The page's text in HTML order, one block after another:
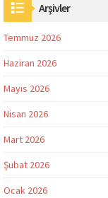
Arşivler
Temmuz 2026
Haziran 2026
Mayıs 2026
Nisan 2026
Mart 2026
Şubat 2026
Ocak 2026